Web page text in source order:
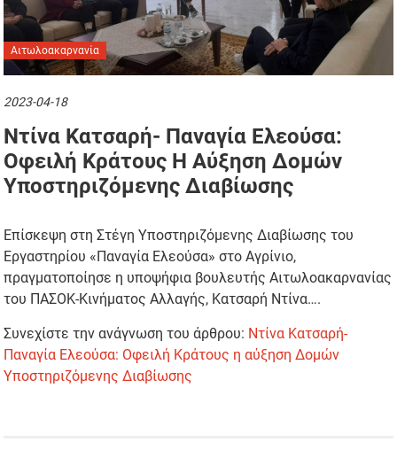
Αιτωλοακαρνανία
2023-04-18
Ντίνα Κατσαρή- Παναγία Ελεούσα:
Οφειλή Κράτους Η Αύξηση Δομών
Υποστηριζόμενης Διαβίωσης
Επίσκεψη στη Στέγη Υποστηριζόμενης Διαβίωσης του
Εργαστηρίου «Παναγία Ελεούσα» στο Αγρίνιο,
πραγματοποίησε η υποψήφια βουλευτής Αιτωλοακαρνανίας
του ΠΑΣΟΚ-Κινήματος Αλλαγής, Κατσαρή Ντίνα….
Συνεχίστε την ανάγνωση του άρθρου: Ντίνα Κατσαρή-
Παναγία Ελεούσα: Οφειλή Κράτους η αύξηση Δομών
Υποστηριζόμενης Διαβίωσης